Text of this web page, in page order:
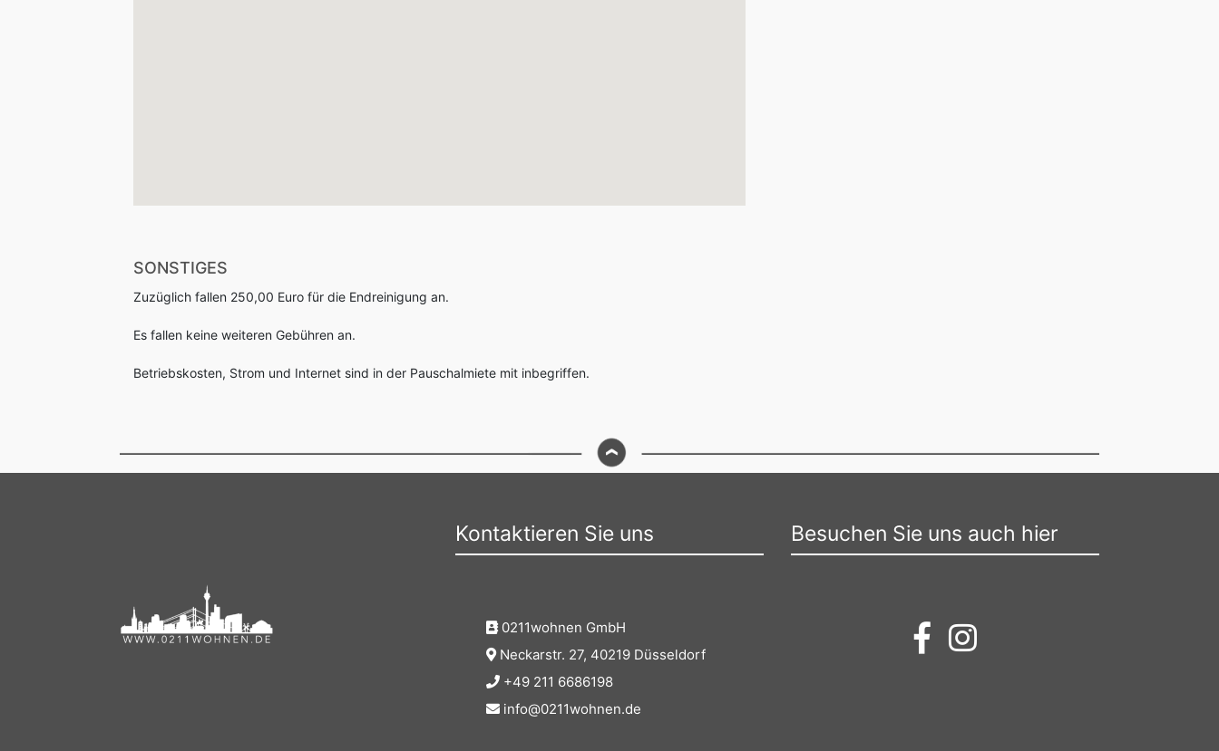
SONSTIGES
Zuzüglich fallen 250,00 Euro für die Endreinigung an.
Es fallen keine weiteren Gebühren an.
Betriebskosten, Strom und Internet sind in der Pauschalmiete mit inbegriffen.
Kontaktieren Sie uns
0211wohnen GmbH
Neckarstr. 27, 40219 Düsseldorf
+49 211 6686198
info@0211wohnen.de
Besuchen Sie uns auch hier